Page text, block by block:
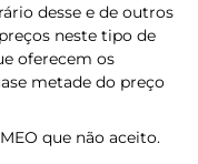
desse e de outros
neste tipo de
oferecem os
metade do preço
que não aceito.